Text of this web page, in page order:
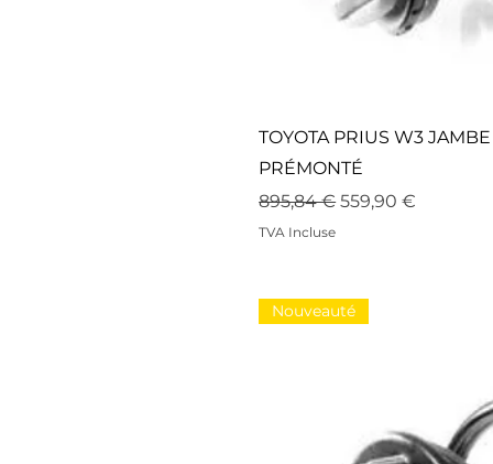
TOYOTA PRIUS W3
PRÉMONTÉ
Prix original
895,84 € Prix
559,90 €
TVA Incluse
Nouveauté